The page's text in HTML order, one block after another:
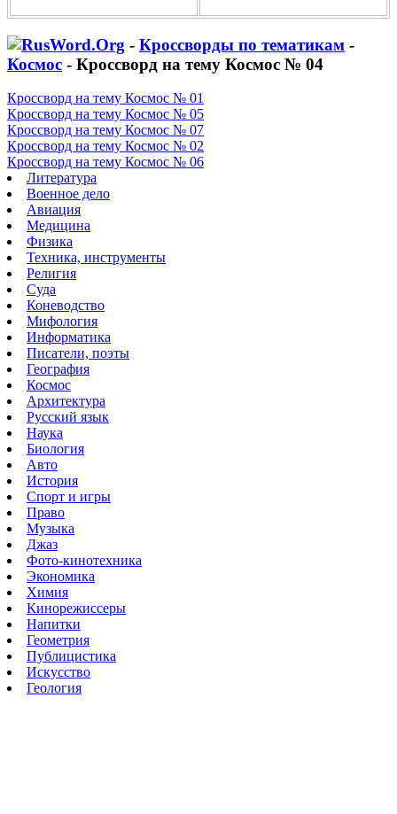
- Кроссворды по тематикам -
Космос - Кроссворд на тему Космос № 04
Кроссворд на тему Космос № 01
Кроссворд на тему Космос № 05
Кроссворд на тему Космос № 07
Кроссворд на тему Космос № 02
Кроссворд на тему Космос № 06
Литература
Военное дело
Авиация
Медицина
Физика
Техника, инструменты
Религия
Суда
Коневодство
Мифология
Информатика
Писатели, поэты
География
Космос
Архитектура
Русский язык
Наука
Биология
Авто
История
Спорт и игры
Право
Музыка
Джаз
Фото-кинотехника
Экономика
Химия
Кинорежиссеры
Напитки
Геометрия
Публицистика
Искусство
Геология